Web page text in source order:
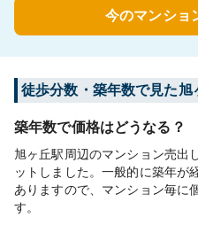
今のマンショ
徒歩分数・築年数で見た
築年数で価格はどうなる？
旭ヶ丘駅周辺のマンション売出
ットしました。一般的に築年が
ありますので、マンション毎に
す。